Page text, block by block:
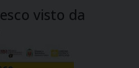
visto da